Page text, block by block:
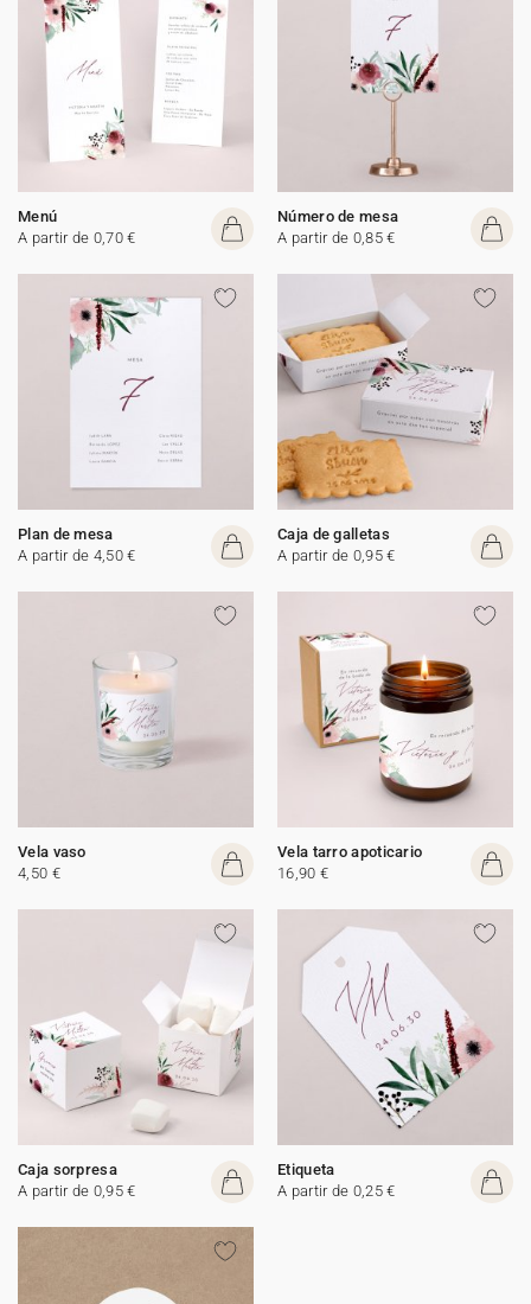
Menú
A partir de 0,70 €
Número de mesa
A partir de 0,85 €
Plan de mesa
A partir de 4,50 €
Caja de galletas
A partir de 0,95 €
Vela vaso
4,50 €
Vela tarro apoticario
16,90 €
Caja sorpresa
A partir de 0,95 €
Etiqueta
A partir de 0,25 €